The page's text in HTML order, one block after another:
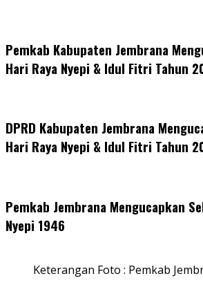
Pemkab Kabupaten Jembrana
Hari Raya Nyepi & Idul Fitri Tahun
DPRD Kabupaten Jembrana
Hari Raya Nyepi & Idul Fitri Tahun
Pemkab Jembrana Mengucapkan
Nyepi 1946
Keterangan Foto : Pemkab